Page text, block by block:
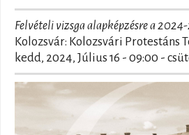
Felvételi vizsga alapképzésre a
Kolozsvár: Kolozsvári Protestáns
kedd, 2024, Július 16 - 09:00 -